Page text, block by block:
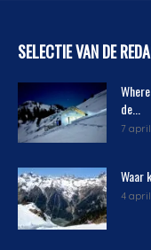
SELECTIE VAN DE
de...
7
Waar
4